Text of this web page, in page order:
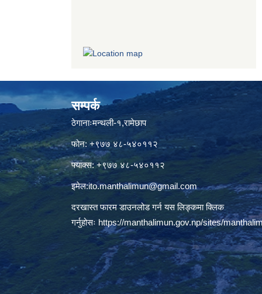
सम्पर्क
ठेगानाःमन्थली-१,रामेछाप
फोन: +९७७ ४८-५४०११२
फ्याक्स: +९७७ ४८-५४०११२
इमेल:ito.manthalimun@gmail.com
दरखास्त फारम डाउनलोड गर्न यस लिङ्कमा क्लिक
गर्नुहोसः https://manthalimun.gov.np/sites/